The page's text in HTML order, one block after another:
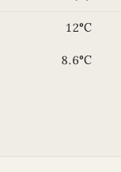
12°C
8.6°C